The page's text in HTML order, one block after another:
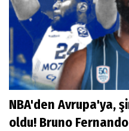
NBA'den Avrupa'ya,
oldu! Bruno